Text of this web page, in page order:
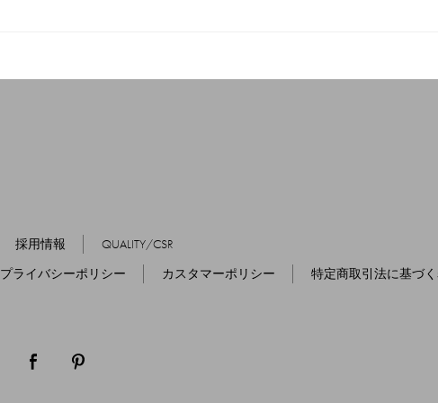
採用情報
QUALITY/CSR
プライバシーポリシー カスタマーポリシー 特定商取引法に基づ